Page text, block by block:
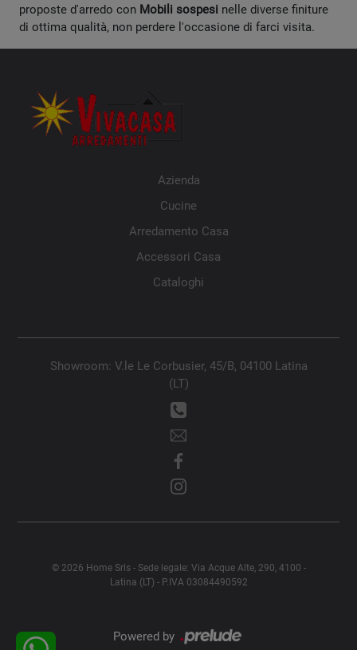
proposte d'arredo con Mobili sospesi nelle diverse finiture
di ottima qualità, non perdere l'occasione di farci visita.
Azienda
Cucine
Arredamento Casa
Accessori Casa
Cataloghi
Showroom: V.le Le Corbusier, 45/B, 04100 Latina
(LT)
© 2026 Home Srls - Sede legale: Via Acque Alte, 290, 4100 -
Latina (LT) - P.IVA 03084490592
Powered by